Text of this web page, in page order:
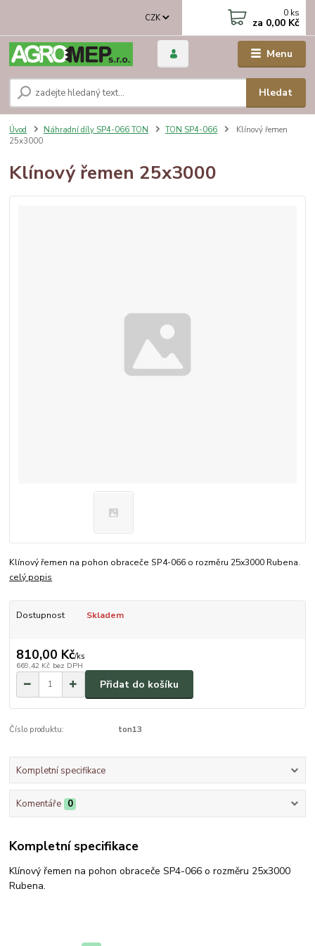
Menu
CZK
Hledat
0 ks
za 0,00 Kč
Úvod Náhradní díly SP4-066 TON TON SP4-066
Klínový řemen
25x3000
Klínový řemen 25x3000
Klínový řemen na pohon obraceče SP4-066 o rozměru 25x3000 Rubena.
celý popis
Dostupnost Skladem
810,00 Kč/ks
669,42 Kč bez DPH
Přidat do košíku
Číslo produktu: ton13
Kompletní specifikace
Komentáře 0
Kompletní specifikace
Klínový řemen na pohon obraceče SP4-066 o rozměru 25x3000
Rubena.